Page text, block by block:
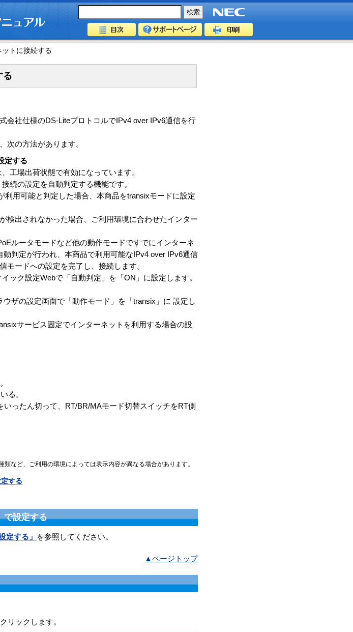
トに接続する
る
会社仕様のDS-LiteプロトコルでIPv4 over IPv6通信を行
次の方法があります。
定する
工場出荷状態で有効になっています。
続の設定を自動判定する機能です。
用可能と判定した場合、本商品をtransixモードに設定
検出されなかった場合、ご利用環境に合わせたインター
ルータモードなど他の動作モードですでにインターネ
判定が行われ、本商品で利用可能なIPv4 over IPv6通信
モードへの設定を完了し、接続します。
ック設定Webで「自動判定」を「ON」に設定します。
ザの設定画面で「動作モード」を「transix」に 設定し
サービス固定でインターネットを利用する場合の設
る。
ったん切って、RT/BR/MAモード切替スイッチをRT側
など、ご利用の環境によっては表示内容が異なる場合があります。
する
で設定する
定する」 を参照してください。
▲ページトップ
リックします。